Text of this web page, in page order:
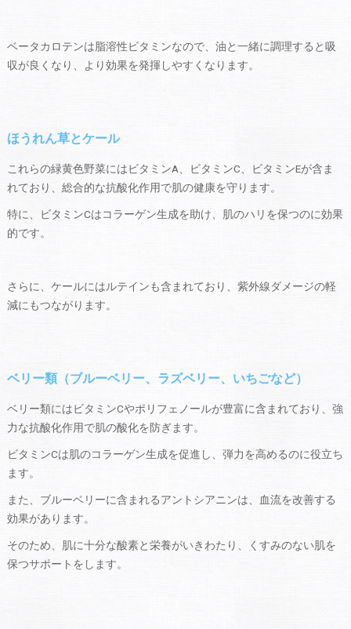
ベータカロテンは脂溶性ビタミンなので、油と一緒に調理すると吸
収が良くなり、より効果を発揮しやすくなります。
ほうれん草とケール
これらの緑黄色野菜にはビタミンA、ビタミンC、ビタミンEが含ま
れており、総合的な抗酸化作用で肌の健康を守ります。
特に、ビタミンCはコラーゲン生成を助け、肌のハリを保つのに効果
的です。
さらに、ケールにはルテインも含まれており、紫外線ダメージの軽
減にもつながります。
ベリー類（ブルーベリー、ラズベリー、いちごなど）
ベリー類にはビタミンCやポリフェノールが豊富に含まれており、強
力な抗酸化作用で肌の酸化を防ぎます。
ビタミンCは肌のコラーゲン生成を促進し、弾力を高めるのに役立ち
ます。
また、ブルーベリーに含まれるアントシアニンは、血流を改善する
効果があります。
そのため、肌に十分な酸素と栄養がいきわたり、くすみのない肌を
保つサポートをします。